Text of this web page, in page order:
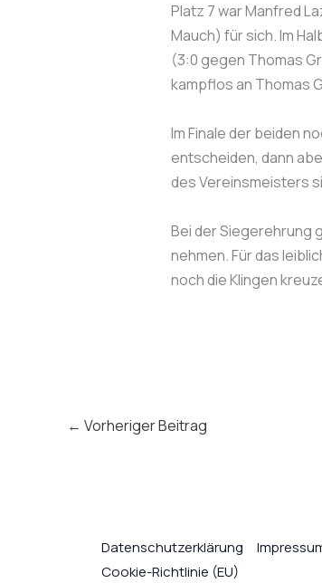
Platz 7 war Manfred
Mauch) für sich. Im
(3:0 gegen Thomas
kampflos an Thomas
Im Finale der beiden
entscheiden, dann
des Vereinsmeisters
Bei der Siegerehrung
nehmen. Für das
noch die Klingen
← Vorheriger Beitrag
Datenschutzerklärung
Cookie-Richtlinie (EU)